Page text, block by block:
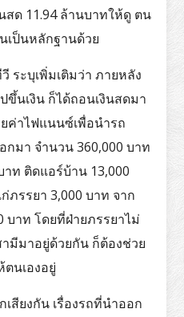
สด 11.94 ล้านบาทให้ดู ตน
เป็นหลักฐานด้วย
บุเพิ่มเติมว่า ภายหลัง
ขึ้นเงิน ก็ได้ถอนเงินสดมา
ค่าไฟแนนซ์เพื่อนำรถ
มา จำนวน 360,000 บาท
ท ติดแอร์บ้าน 13,000
ภรรยา 3,000 บาท จาก
บาท โดยที่ฝ่ายภรรยาไม่
ามีมาอยู่ด้วยกัน ก็ต้องช่วย
นเองอยู่
งกัน เรื่องรถที่นำออก